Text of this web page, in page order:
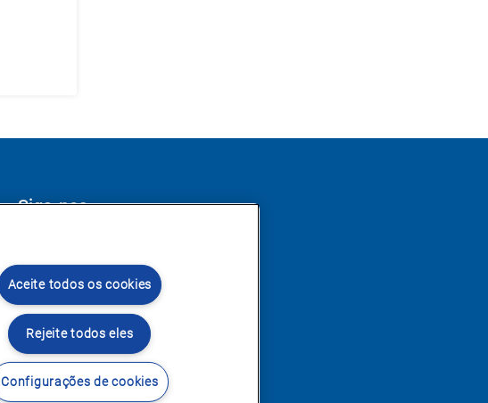
Siga-nos
Aceite todos os cookies
Rejeite todos eles
Configurações de cookies